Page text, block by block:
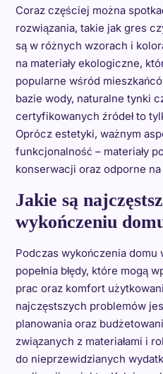
Coraz częściej można
rozwiązania, takie jak gres
są w różnych wzorach i
na materiały ekologiczne,
popularne wśród
bazie wody, naturalne tynki
certyfikowanych źródeł to
Oprócz estetyki, ważnym
funkcjonalność – materiały
konserwacji oraz odporne
Jakie są
wykończeniu
Podczas wykończenia
popełnia błędy, które mogą
prac oraz komfort
najczęstszych problemów
planowania oraz
związanych z materiałami i
do nieprzewidzianych